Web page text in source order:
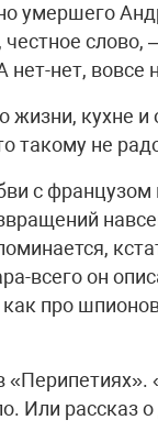
умершего
слово,
нет, вовсе
жизни, кухне
такому не
с
всего он
про
Или рассказ